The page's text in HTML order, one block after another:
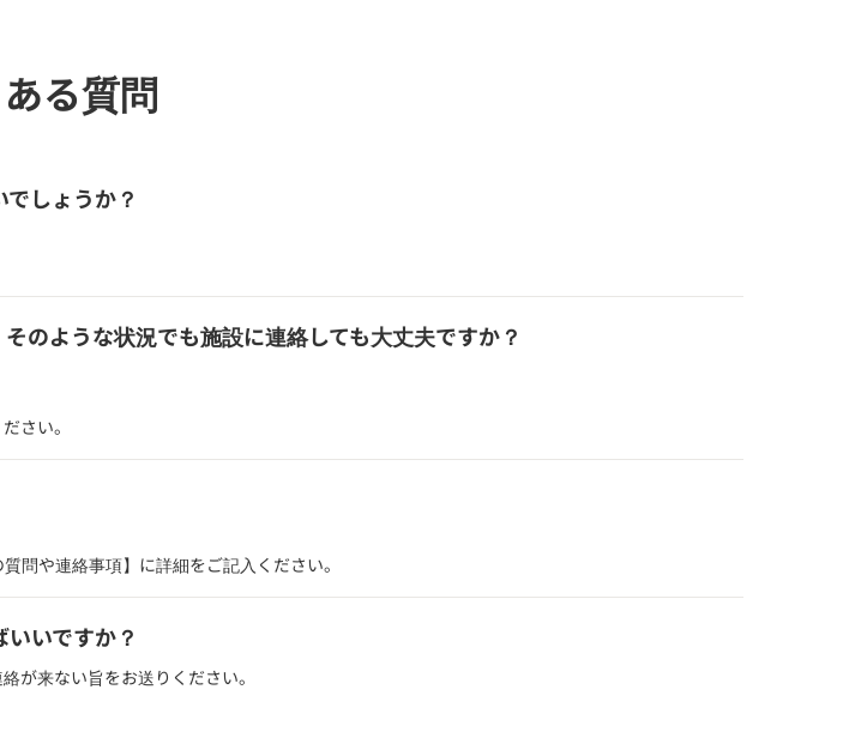
る質問
しょうか？
のような状況でも施設に連絡しても大丈夫ですか？
さい。
問や連絡事項】に詳細をご記入ください。
いですか？
が来ない旨をお送りください。